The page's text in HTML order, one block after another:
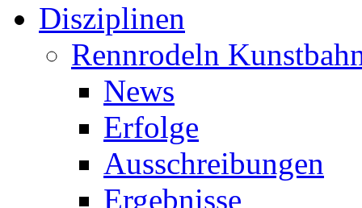
Disziplinen
Rennrodeln
News
Erfolge
Ausschreibungen
Ergebnisse